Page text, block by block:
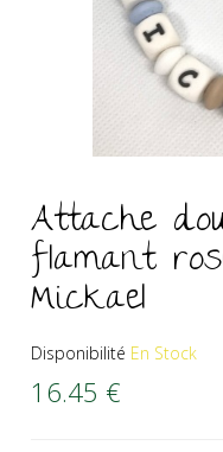
Attache
flamant
Mickael
Disponibilité En Stock
16.45 €